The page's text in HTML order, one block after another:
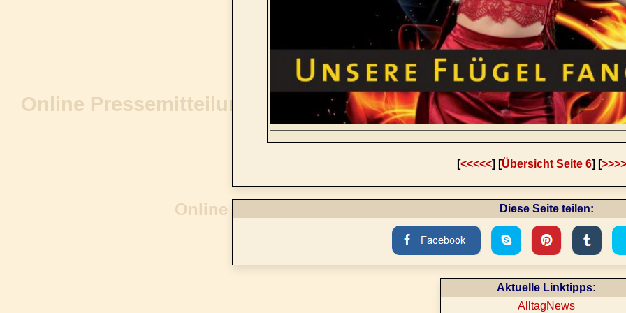
[<<<<<] [Übersicht Seite 6] [
Diese Seite teilen:
Aktuelle Linktipps:
AlltagNews